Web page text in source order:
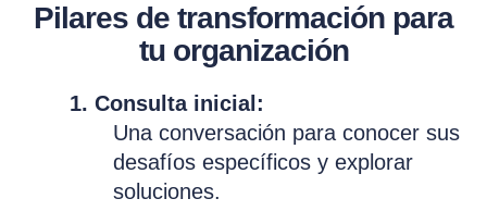
Pilares de transformación para
tu organización
1. Consulta inicial:
Una conversación para conocer sus
desafíos específicos y explorar
soluciones.